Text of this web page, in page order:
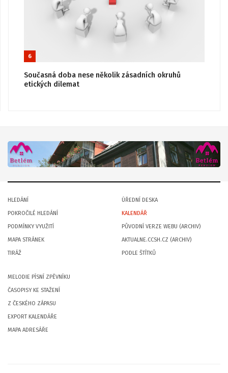
6
Současná doba nese několik zásadních okruhů
etických dilemat
HLEDÁNÍ
POKROČILÉ HLEDÁNÍ
PODMÍNKY VYUŽITÍ
MAPA STRÁNEK
TIRÁŽ
ÚŘEDNÍ DESKA
KALENDÁŘ
PŮVODNÍ VERZE WEBU (ARCHIV)
AKTUALNE.CCSH.CZ (ARCHIV)
PODLE ŠTÍTKŮ
MELODIE PÍSNÍ ZPĚVNÍKU
ČASOPISY KE STAŽENÍ
Z ČESKÉHO ZÁPASU
EXPORT KALENDÁŘE
MAPA ADRESÁŘE